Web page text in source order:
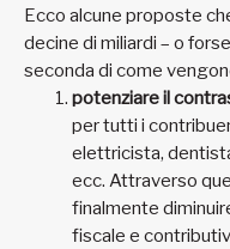
Ecco alcune proposte
decine di miliardi – o
seconda di come
potenziare il
per tutti i
elettricista,
ecc. Attraverso
finalmente
fiscale e